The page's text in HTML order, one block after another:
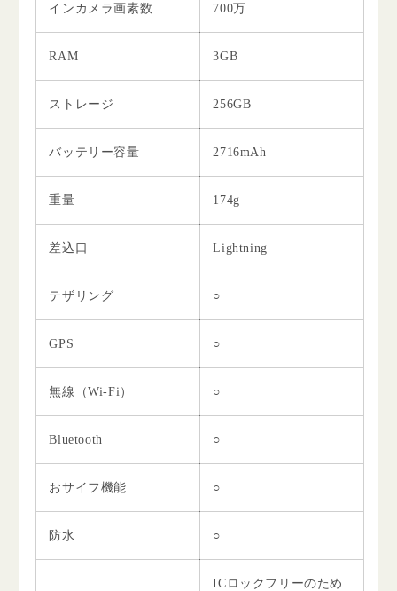
インカメラ画素数 700万
RAM 3GB
ストレージ 256GB
バッテリー容量 2716mAh
重量 174g
差込口 Lightning
テザリング ○
GPS ○
無線（Wi-Fi） ○
Bluetooth ○
おサイフ機能 ○
防水 ○
ICロックフリーのため